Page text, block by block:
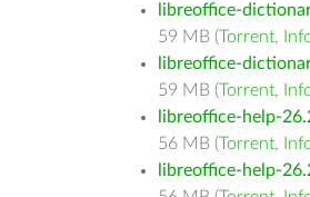
libreoffice-
59 MB (Torrent,
libreoffice-
59 MB (Torrent,
libreoffice-help-
56 MB (Torrent,
libreoffice-help-